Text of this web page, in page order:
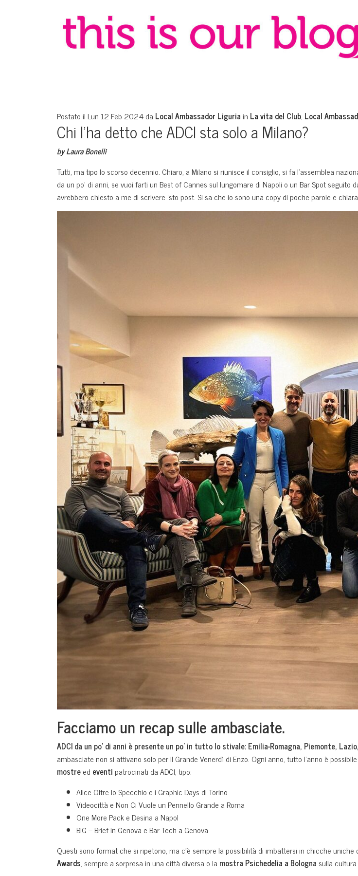
Postato il Lun 12 Feb 2024 da Local Ambassador Liguriain La vita del Club, Local
Chi l’ha detto che ADCI sta solo a Milano?
by Laura Bonelli
Tutti, ma tipo lo scorso decennio. Chiaro, a Milano si riunisce il consiglio, si fa l’assemblea
da un po’ di anni, se vuoi farti un Best of Cannes sul lungomare di Napoli o un Bar Spot
avrebbero chiesto a me di scrivere ‘sto post. Si sa che io sono una copy di poche parole e
Facciamo un recap sulle ambasciate.
ADCI da un po’ di anni è presente un po’ in tutto lo stivale: Emilia-Romagna, Piemonte,
ambasciate non si attivano solo per Il Grande Venerdì di Enzo. Ogni anno, tutto l’anno è
mostreed eventi patrocinati da ADCI, tipo:
Alice Oltre lo Specchio e i Graphic Days di Torino
Videocittà e Non Ci Vuole un Pennello Grande a Roma
One More Pack e Desina a Napol
BIG – Brief in Genova e Bar Tech a Genova
Questi sono format che si ripetono, ma c’è sempre la possibilità di imbattersi in chicche uniche
Awards, sempre a sorpresa in una città diversa o la mostra Psichedeliaa Bologna sulla